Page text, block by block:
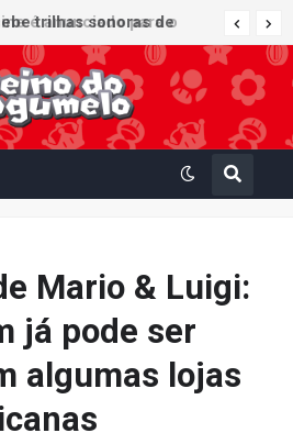
trilhas sonoras de
Mario Clash e Mario's
ao catálogo
é anunciado para o
- Nintendo Classics do
Mario & Luigi:
já pode ser
algumas lojas